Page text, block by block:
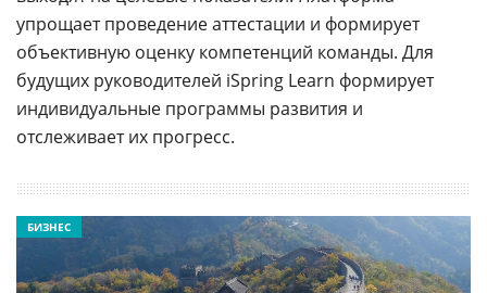
упрощает проведение аттестации и формирует
объективную оценку компетенций команды. Для
будущих руководителей iSpring Learn формирует
индивидуальные программы развития и
отслеживает их прогресс.
БИЗНЕС